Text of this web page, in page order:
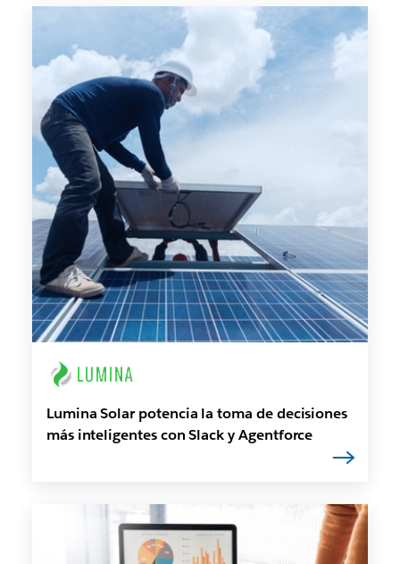
Lumina Solar potencia la toma de decisiones
más inteligentes con Slack y Agentforce